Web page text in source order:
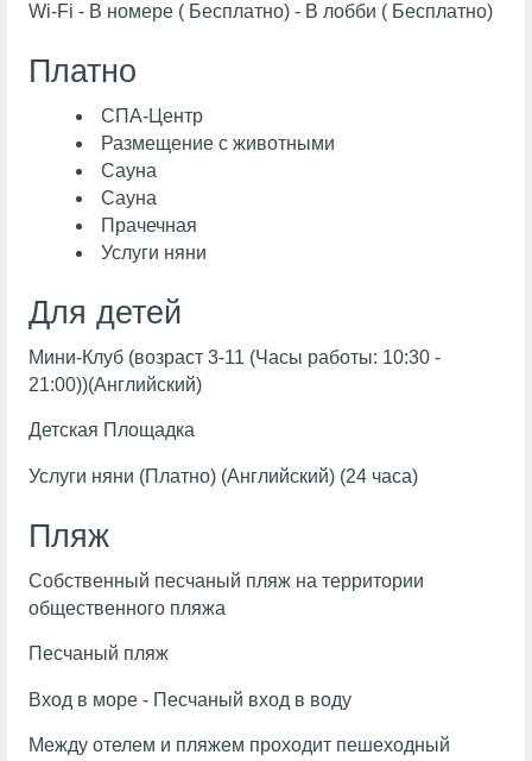
Wi-Fi - В номере ( Бесплатно) - В лобби ( Бесплатно)
Платно
СПА-Центр
Размещение с животными
Сауна
Сауна
Прачечная
Услуги няни
Для детей
Мини-Клуб (возраст 3-11 (Часы работы: 10:30 -
21:00))(Английский)
Детская Площадка
Услуги няни (Платно) (Английский) (24 часа)
Пляж
Собственный песчаный пляж на территории
общественного пляжа
Песчаный пляж
Вход в море - Песчаный вход в воду
Между отелем и пляжем проходит пешеходный